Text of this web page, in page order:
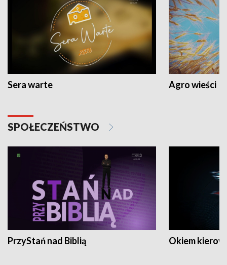
Sera warte Agro wieści
SPOŁECZEŃSTWO
PrzyStań nad Biblią Okiem